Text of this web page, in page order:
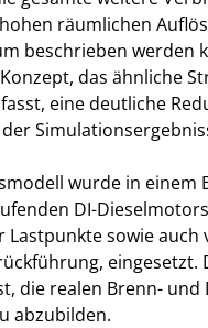
räumlichen
beschrieben werden
das ähnliche
eine deutliche
wurde in
DI-
sowie
eingesetzt.
die realen Brenn-
abzubilden.